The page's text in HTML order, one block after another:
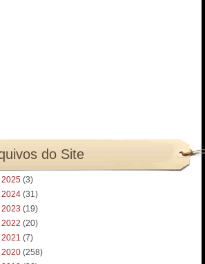
do Site
2025 (3)
2024 (31)
2023 (19)
2022 (20)
2021 (7)
2020 (258)